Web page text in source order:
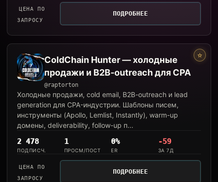
ЦЕНА ПО
ЗАПРОСУ
ПОДРОБНЕЕ
⭐
ColdChain Hunter — холодные
продажи и B2B-outreach для CPA
@raptorton
Холодные продажи, cold email, B2B-outreach и lead
generation для CPA-индустрии. Шаблоны писем,
инструменты (Apollo, Lemlist, Instantly), warm-up
домены, deliverability, follow-up п...
2 478
ПОДПИСЧ.
1
ПРОСМ/ПОСТ
0%
ER
-59
ЗА 7Д
ЦЕНА ПО
ЗАПРОСУ
ПОДРОБНЕЕ